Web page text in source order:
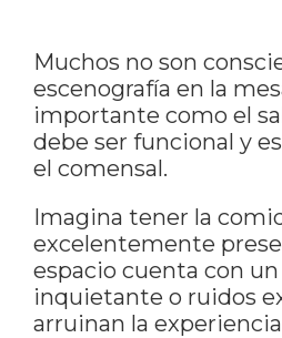
Muchos no son
escenografía en la
importante como el
debe ser funcional y
el comensal.
Imagina tener la
excelentemente
espacio cuenta con
inquietante o ruidos
arruinan la